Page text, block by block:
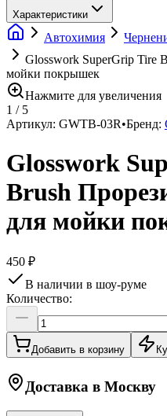
Характеристики
Автохимия
Glosswork SuperGrip Tire
мойки покрышек
Нажмите для увеличения
1 / 5
Артикул: GWТВ-03R•Бренд:
Glosswork
Brush
для мойки
450 ₽
В наличии в шоу-руме
Количество:
Добавить в корзину
Доставка в Москву